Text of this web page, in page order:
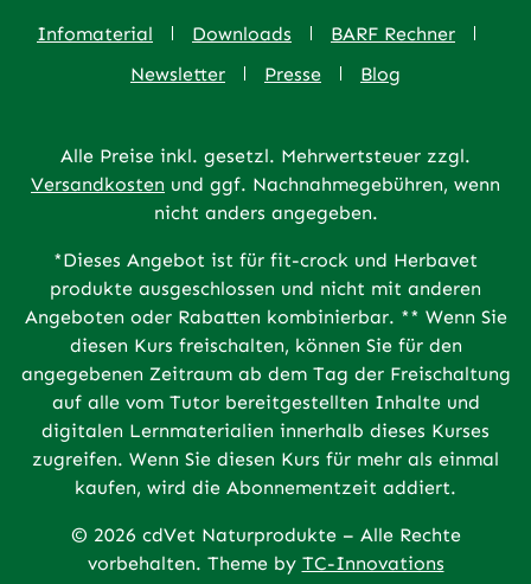
Infomaterial Downloads
BARF Rechner
Newsletter
Presse Blog
Alle Preise inkl. gesetzl. Mehrwertsteuer zzgl.
Versandkosten und ggf. Nachnahmegebühren, wenn
nicht anders angegeben.
*Dieses Angebot ist für fit-crock und Herbavet
produkte ausgeschlossen und nicht mit anderen
Angeboten oder Rabatten kombinierbar. ** Wenn Sie
diesen Kurs freischalten, können Sie für den
angegebenen Zeitraum ab dem Tag der Freischaltung
auf alle vom Tutor bereitgestellten Inhalte und
digitalen Lernmaterialien innerhalb dieses Kurses
zugreifen. Wenn Sie diesen Kurs für mehr als einmal
kaufen, wird die Abonnementzeit addiert.
© 2026 cdVet Naturprodukte – Alle Rechte
vorbehalten. Theme by TC-Innovations